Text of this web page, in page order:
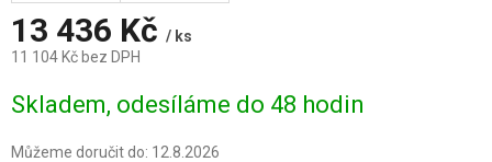
13 436 Kč / ks
11 104 Kč bez DPH
cena:
Skladem, odesíláme do 48 hodin
Můžeme doručit do: 12.8.2026